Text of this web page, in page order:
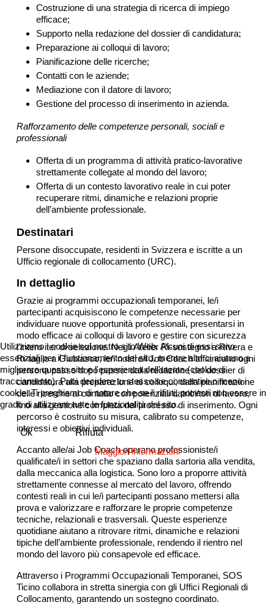
Costruzione di una strategia di ricerca di impiego
efficace;
Supporto nella redazione del dossier di candidatura;
Preparazione ai colloqui di lavoro;
Pianificazione delle ricerche;
Contatti con le aziende;
Mediazione con il datore di lavoro;
Gestione del processo di inserimento in azienda.
Rafforzamento delle competenze personali, sociali e
professionali
Offerta di un programma di attività pratico-lavorative
strettamente collegate al mondo del lavoro;
Offerta di un contesto lavorativo reale in cui poter
recuperare ritmi, dinamiche e relazioni proprie
dell’ambiente professionale.
Destinatari
Persone disoccupate, residenti in Svizzera e iscritte a un
Ufficio regionale di collocamento (URC).
In dettaglio
Grazie ai programmi occupazionali temporanei, le/i
partecipanti acquisiscono le competenze necessarie per
individuare nuove opportunità professionali, presentarsi in
modo efficace ai colloqui di lavoro e gestire con sicurezza
l’intero iter di selezione.Negli Atelier Ri-sostegno a Rivera e
Ri-taglio a Giubiasco, le/i nostre/i Job Coach affiancano ogni
persona passo dopo passo: dalla redazione del dossier di
candidatura alla preparazione ai colloqui, dalla pianificazione
delle ricerche al contatto con potenziali datrici/tori di lavoro,
fino alla gestione completa del processo di inserimento. Ogni
percorso è costruito su misura, calibrato su competenze,
interessi e obiettivi individuali.
Accanto alle/ai Job Coach operano professioniste/i
qualificate/i in settori che spaziano dalla sartoria alla vendita,
dalla meccanica alla logistica. Sono loro a proporre attività
strettamente connesse al mercato del lavoro, offrendo
contesti reali in cui le/i partecipanti possano mettersi alla
prova e valorizzare e rafforzare le proprie competenze
tecniche, relazionali e trasversali. Queste esperienze
quotidiane aiutano a ritrovare ritmi, dinamiche e relazioni
tipiche dell’ambiente professionale, rendendo il rientro nel
mondo del lavoro più consapevole ed efficace.
Attraverso i Programmi Occupazionali Temporanei, SOS
Ticino collabora in stretta sinergia con gli Uffici Regionali di
Collocamento, garantendo un sostegno coordinato.
Utilizziamo i cookie sul nostro sito Web. Alcuni di essi sono
essenziali per il funzionamento del sito, mentre altri ci aiutano a
migliorare questo sito e l'esperienza dell'utente (cookie di
tracciamento). Puoi decidere tu stesso se consentire o meno i
cookie. Ti preghiamo di notare che se li rifiuti, potresti non essere in
grado di utilizzare tutte le funzionalità del sito.
Ok
Rifiuta
Maggiori informazioni